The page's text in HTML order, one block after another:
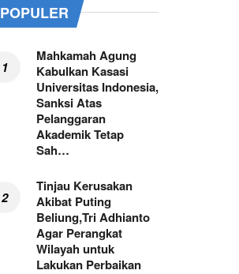
POPULER
Mahkamah Agung
Kabulkan Kasasi
Universitas Indonesia,
Sanksi Atas
Pelanggaran
Akademik Tetap
Sah…
Tinjau Kerusakan
Akibat Puting
Beliung,Tri Adhianto
Agar Perangkat
Wilayah untuk
Lakukan Perbaikan